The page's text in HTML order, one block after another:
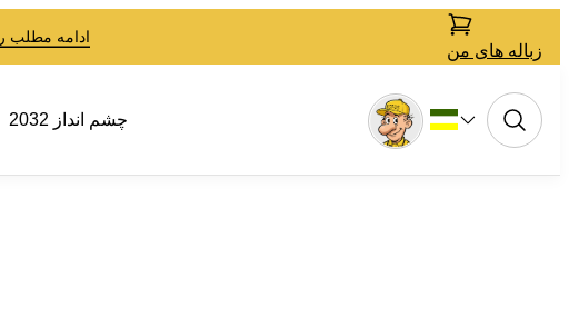
ادامه مطلب را
زباله های من
چشم انداز 2032